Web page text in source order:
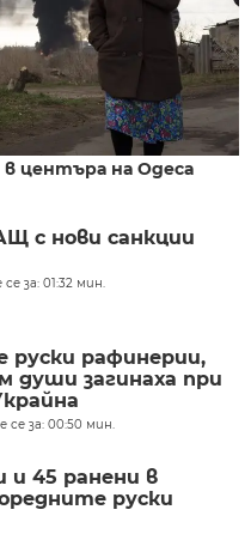
в центъра на Одеса
с нови санкции
за: 01:32 мин.
руски рафинерии,
души загинаха при
се за: 00:50 мин.
и 45 ранени в
руски